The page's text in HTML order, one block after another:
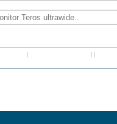
| | |